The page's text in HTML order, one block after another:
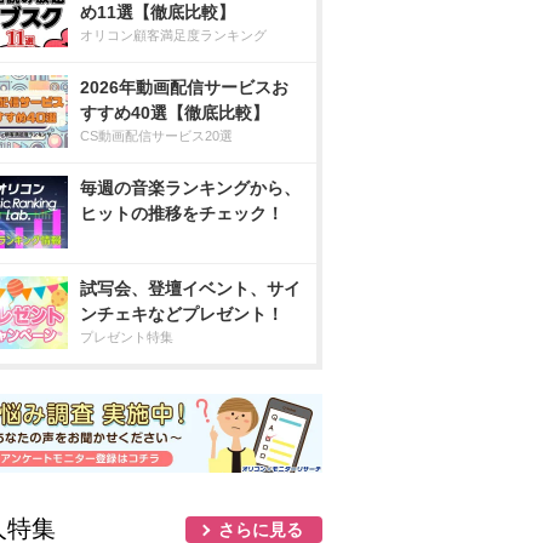
め11選【徹底比較】
オリコン顧客満足度ランキング
2026年動画配信サービスお
すすめ40選【徹底比較】
CS動画配信サービス20選
毎週の音楽ランキングから、
ヒットの推移をチェック！
試写会、登壇イベント、サイ
ンチェキなどプレゼント！
プレゼント特集
特集 さらに見る